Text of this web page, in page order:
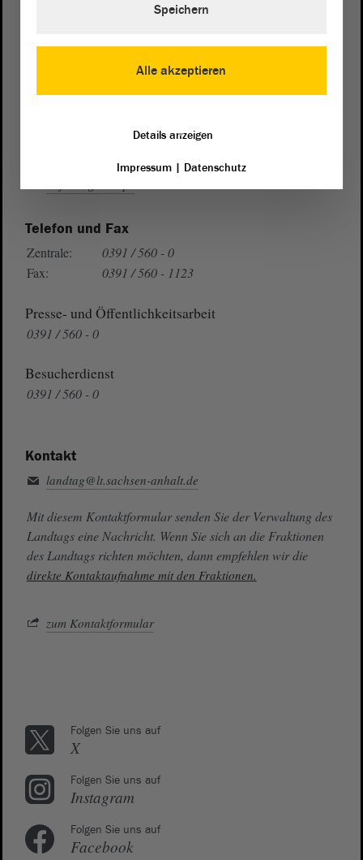
von Sachsen-Anhalt
Domplatz 6–9
Wegbeschreibung
Telefon und Fax
Zentrale:
0391 / 560 - 0
Fax:
0391 / 560 - 1123
Presse- und Öffentlichkeitsarbeit
0391 / 560 - 0
Besucherdienst
0391 / 560 - 0
Kontakt
landtag@lt.sachsen-anhalt.de
Mit diesem Kontaktformular senden Sie der Verwaltung des
Landtags eine Nachricht. Wenn Sie sich an die Fraktionen
des Landtags richten möchten, dann empfehlen wir die
direkte Kontaktaufnahme mit den Fraktionen.
zum Kontaktformular
Folgen Sie uns auf
X
Folgen Sie uns auf
Instagram
Folgen Sie uns auf
Facebook
Alle akzeptieren
Speichern
Details anzeigen
Impressum| Datenschutz